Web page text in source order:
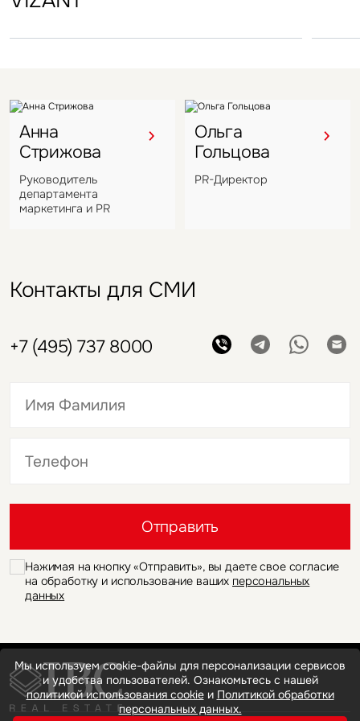
Анна
Стрижова
Руководитель
департамента
маркетинга и PR
Ольга
Гольцова
PR-Директор
Контакты для СМИ
+7 (495) 737 8000
Отправить
Нажимая на кнопку «Отправить», вы даете свое согласие
на обработку и использование ваших персональных
данных
Мы используем cookie-файлы для персонализации сервисов
и удобства пользователей. Ознакомьтесь с нашей
политикой использования cookieи Политикой обработки
персональных данных.